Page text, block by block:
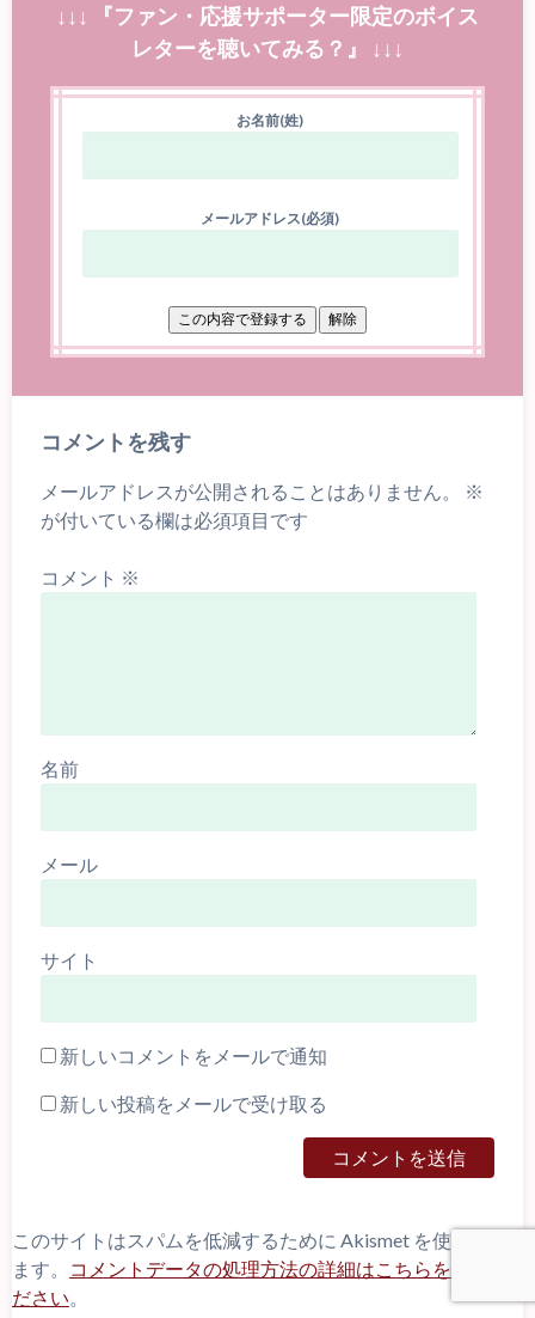
↓↓↓ 『ファン・応援サポーター限定のボイス
レターを聴いてみる？』 ↓↓↓
お名前(姓)
メールアドレス(必須)
コメントを残す
メールアドレスが公開されることはありません。
※
が付いている欄は必須項目です
コメント ※
名前
メール
サイト
新しいコメントをメールで通知
新しい投稿をメールで受け取る
このサイトはスパムを低減するために Akismet を使ってい
ます。
コメントデータの処理方法の詳細はこちらをご覧く
ださい